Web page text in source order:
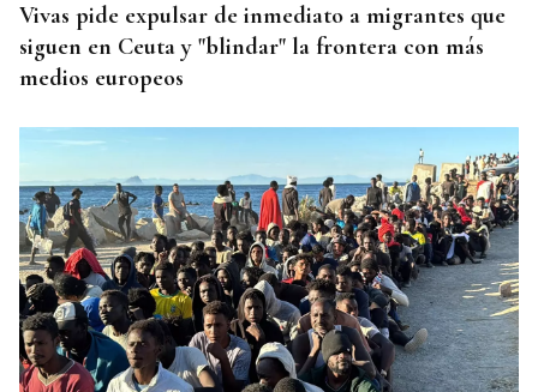
Vivas pide expulsar de inmediato a migrantes que
siguen en Ceuta y "blindar" la frontera con más
medios europeos